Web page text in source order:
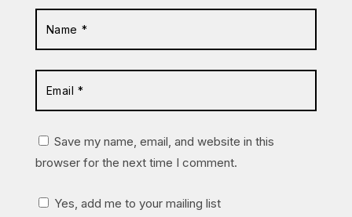
Save my name, email, and website in this
browser for the next time I comment.
Yes, add me to your mailing list